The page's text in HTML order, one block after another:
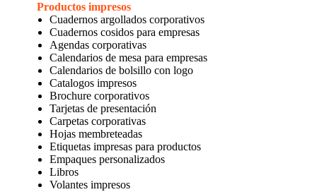
Productos impresos
Cuadernos argollados corporativos
Cuadernos cosidos para empresas
Agendas corporativas
Calendarios de mesa para empresas
Calendarios de bolsillo con logo
Catalogos impresos
Brochure corporativos
Tarjetas de presentación
Carpetas corporativas
Hojas membreteadas
Etiquetas impresas para productos
Empaques personalizados
Libros
Volantes impresos